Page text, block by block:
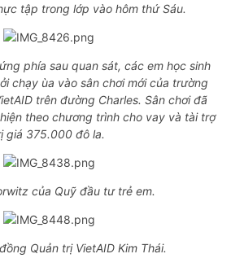
tập trong lớp vào hôm thứ Sáu.
phía sau quan sát, các em học sinh
chạy ùa vào sân chơi mới của trường
trên đường Charles. Sân chơi đã
theo chương trình cho vay và tài trợ
giá 375.000 đô la.
của Quỹ đầu tư trẻ em.
Quản trị VietAID Kim Thái.